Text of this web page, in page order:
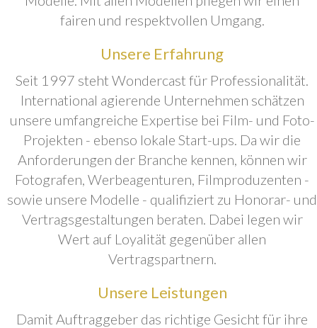
fairen und respektvollen Umgang.
Unsere Erfahrung
Seit 1997 steht Wondercast für Professionalität.
International agierende Unternehmen schätzen
unsere umfangreiche Expertise bei Film- und Foto-
Projekten - ebenso lokale Start-ups. Da wir die
Anforderungen der Branche kennen, können wir
Fotografen, Werbeagenturen, Filmproduzenten -
sowie unsere Modelle - qualifiziert zu Honorar- und
Vertragsgestaltungen beraten. Dabei legen wir
Wert auf Loyalität gegenüber allen
Vertragspartnern.
Unsere Leistungen
Damit Auftraggeber das richtige Gesicht für ihre